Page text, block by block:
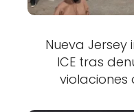
Nueva
ICE tras
violaciones